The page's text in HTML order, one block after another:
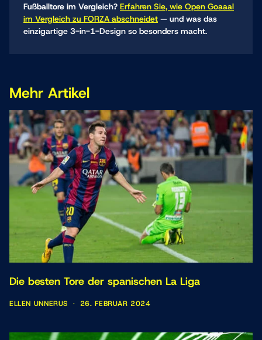
Fußballtore im Vergleich? Erfahren Sie, wie Open Goaaal
im Vergleich zu FORZA abschneidet — und was das
einzigartige 3-in-1-Design so besonders macht.
Mehr Artikel
Die besten Tore der spanischen La Liga
ELLEN UNNERUS · 26. FEBRUAR 2024